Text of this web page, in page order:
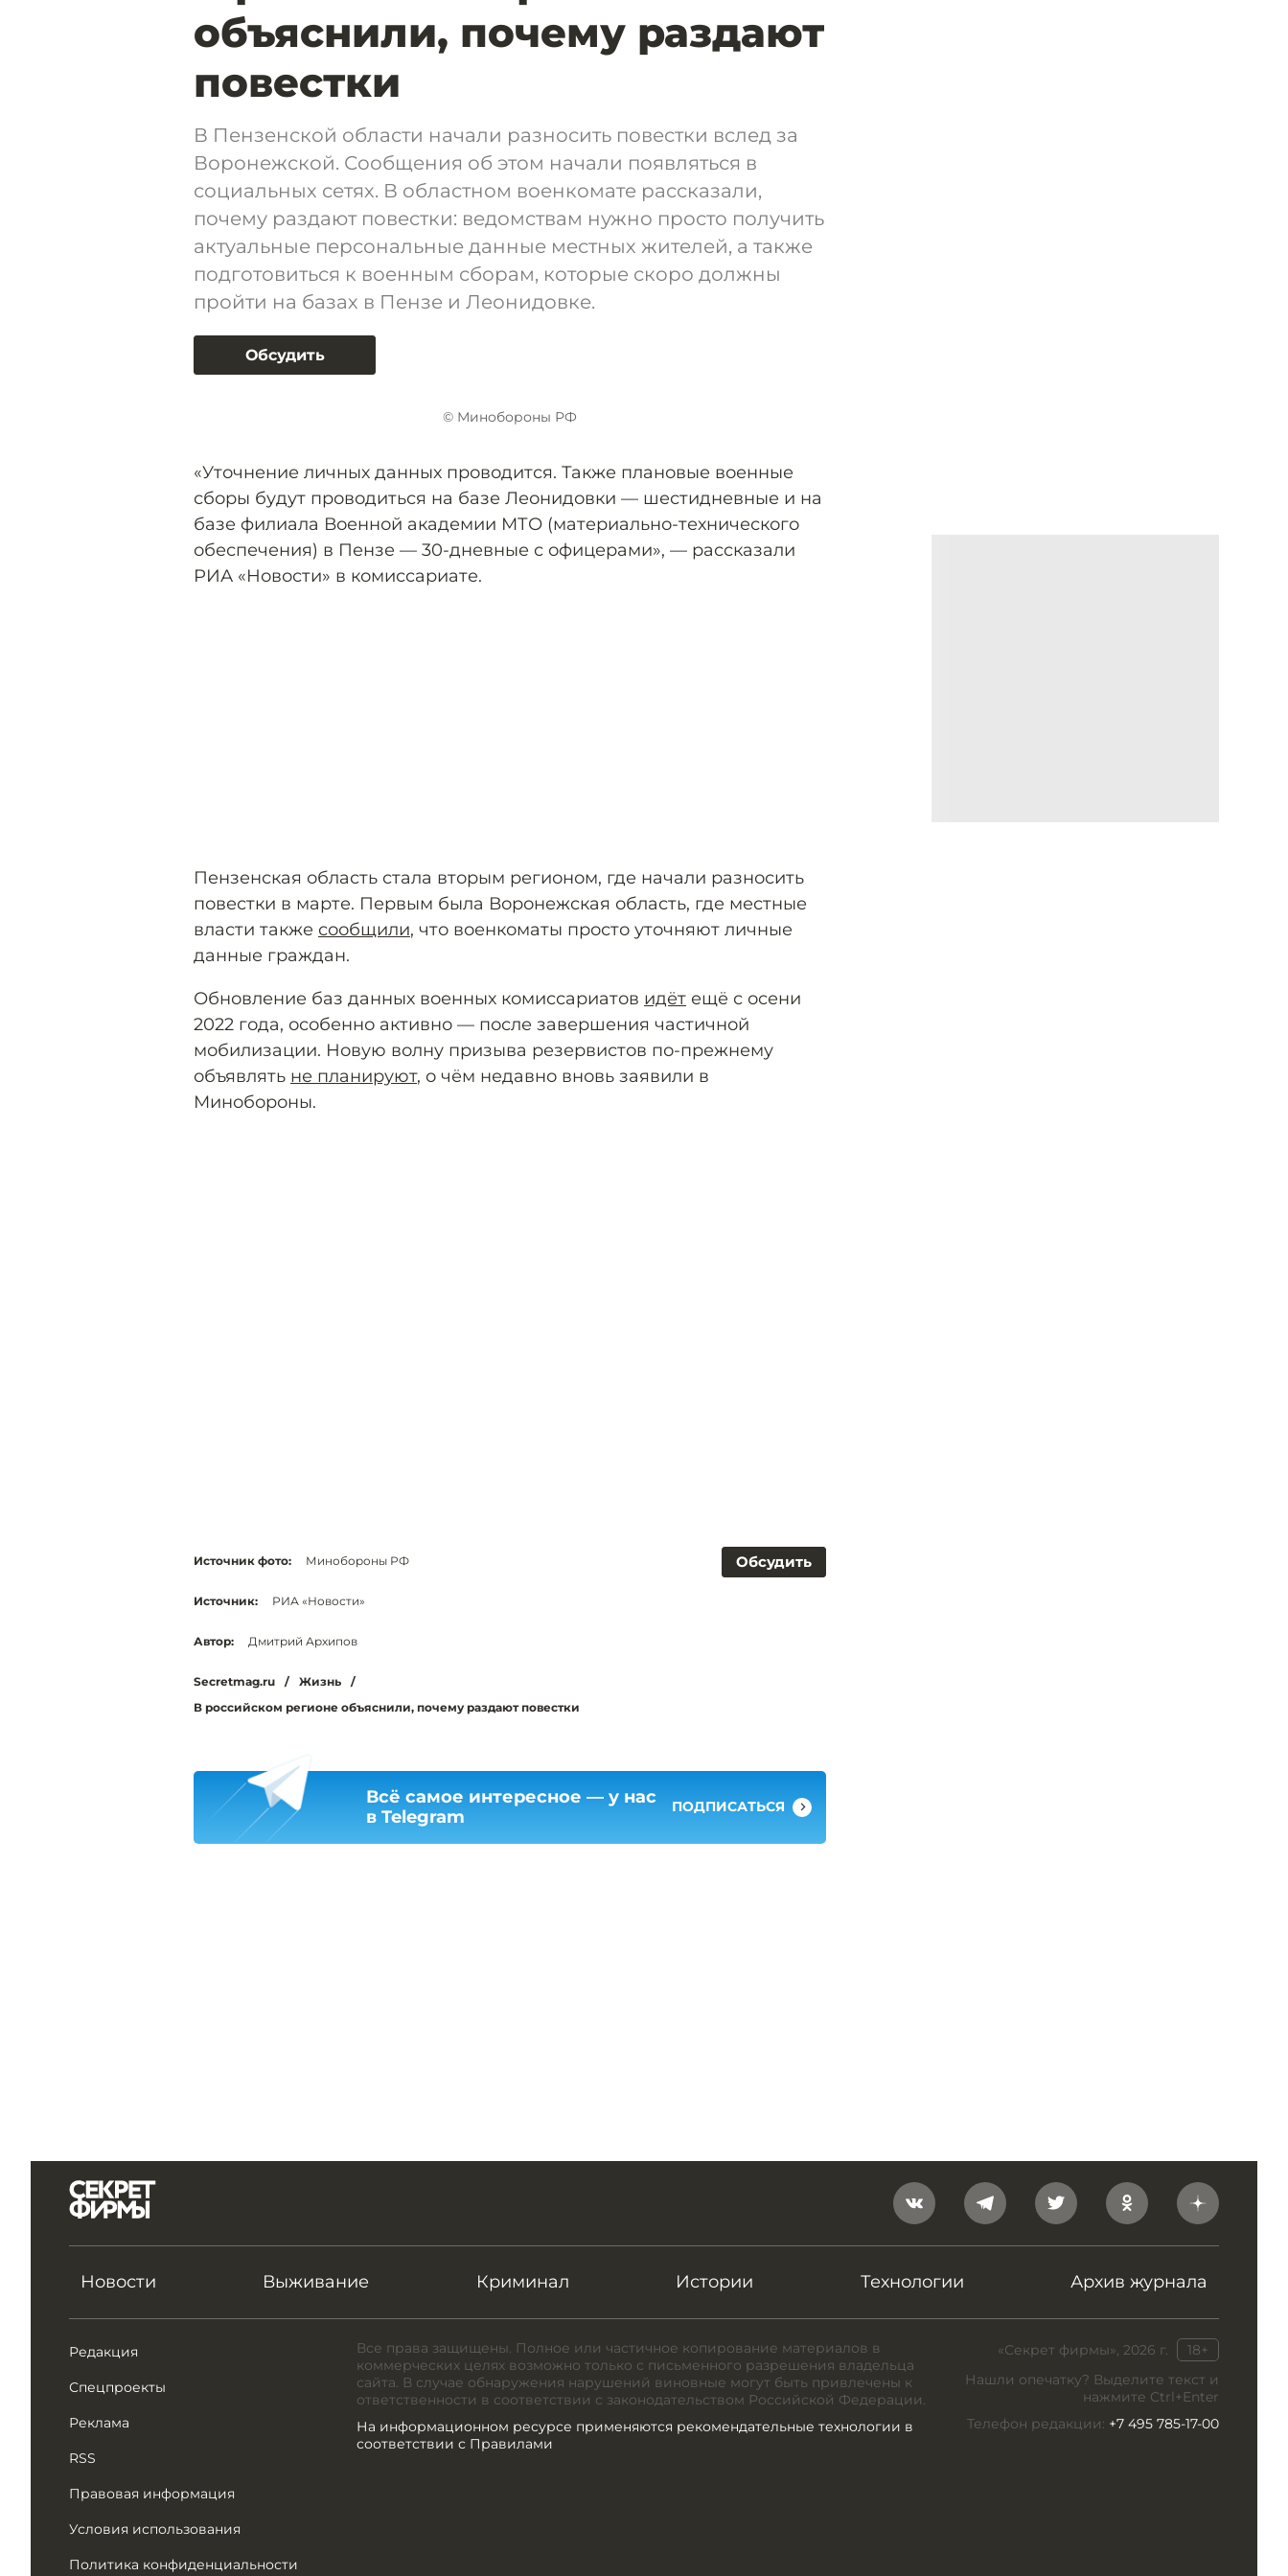
объяснили, почему раздают
повестки
В Пензенской области начали разносить повестки вслед за
Воронежской. Сообщения об этом начали появляться в
социальных сетях. В областном военкомате рассказали,
почему раздают повестки: ведомствам нужно просто получить
актуальные персональные данные местных жителей, а также
подготовиться к военным сборам, которые скоро должны
пройти на базах в Пензе и Леонидовке.
Обсудить
© Минобороны РФ
«Уточнение личных данных проводится. Также плановые военные
сборы будут проводиться на базе Леонидовки — шестидневные и на
базе филиала Военной академии МТО (материально-технического
обеспечения) в Пензе — 30-дневные с офицерами», — рассказали
РИА «Новости» в комиссариате.
Пензенская область стала вторым регионом, где начали разносить
повестки в марте. Первым была Воронежская область, где местные
власти также сообщили, что военкоматы просто уточняют личные
данные граждан.
Обновление баз данных военных комиссариатов идёт ещё с осени
2022 года, особенно активно — после завершения частичной
мобилизации. Новую волну призыва резервистов по-прежнему
объявлять не планируют, о чём недавно вновь заявили в
Минобороны.
Обсудить
Источник фото: Минобороны РФ
Источник: РИА «Новости»
Автор: Дмитрий Архипов
Secretmag.ru / Жизнь
/
В российском регионе объяснили, почему раздают повестки
Всё самое интересное — у нас
в Telegram
ПОДПИСАТЬСЯ
Новости Выживание Криминал Истории Технологии Архив журнала
Редакция
Спецпроекты
Реклама
RSS
Правовая информация
Условия использования
Политика конфиденциальности
«Секрет фирмы», 2026 г.
18+
Нашли опечатку? Выделите текст и
нажмите Ctrl+Enter
Телефон редакции: +7 495 785-17-00
Все права защищены. Полное или частичное копирование материалов в
коммерческих целях возможно только с письменного разрешения владельца
сайта. В случае обнаружения нарушений виновные могут быть привлечены к
ответственности в соответствии с законодательством Российской Федерации.
На информационном ресурсе применяются рекомендательные технологии в
соответствии с Правилами